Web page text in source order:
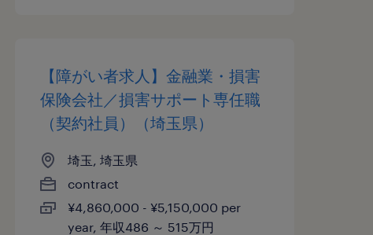
【障がい者求人】金融業・損害
保険会社／損害サポート専任職
（契約社員）（埼玉県）
埼玉, 埼玉県
contract
¥4,860,000 - ¥5,150,000 per
year, 年収486 ～ 515万円